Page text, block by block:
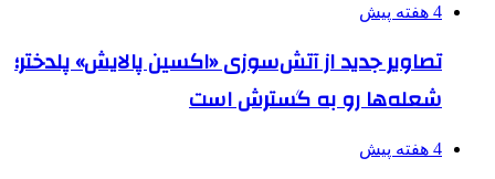
4 هفته پیش
تصاویر جدید از آتش‌سوزی «اکسین پالایش» پلدختر؛
شعله‌ها رو به گسترش است
4 هفته پیش